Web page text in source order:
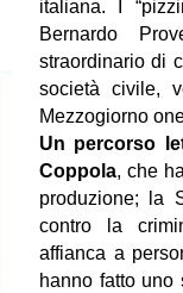
italiana. I
Bernardo
straordinario di
società civile,
Mezzogiorno
Un percorso
Coppola, che
produzione; la
contro la
affianca a
hanno fatto